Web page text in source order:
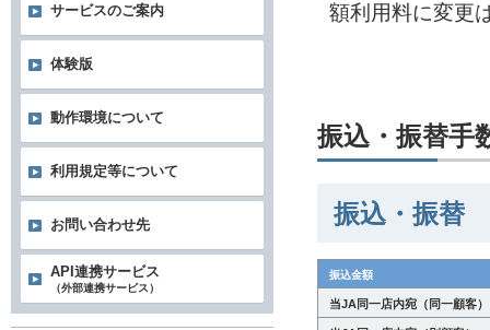
額利用料に変更
振込・振替手
振込・振替
振込金額
当JA同一店内宛（同一顧客）
サービスのご案内
体験版
動作環境について
利用規定等について
お問い合わせ先
API連携サービス
（外部連携サービス）